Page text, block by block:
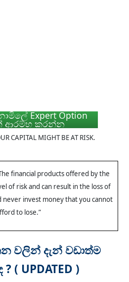
Expert Option
ආරම්භ කරන්න
CAPITAL MIGHT BE AT RISK.
financial products offered by the
of risk and can result in the loss of
never invest money that you cannot
to lose.”
වලින් දැන් වඩාත්ම
( UPDATED )